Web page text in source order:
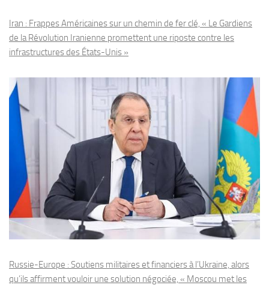
Iran : Frappes Américaines sur un chemin de fer clé, « Le Gardiens
de la Révolution Iranienne promettent une riposte contre les
infrastructures des États-Unis »
Russie-Europe : Soutiens militaires et financiers à l’Ukraine, alors
qu’ils affirment vouloir une solution négociée, « Moscou met les